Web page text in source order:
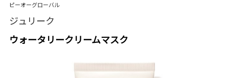
ピーオーグローバル
ジュリーク
ウォータリークリームマスク